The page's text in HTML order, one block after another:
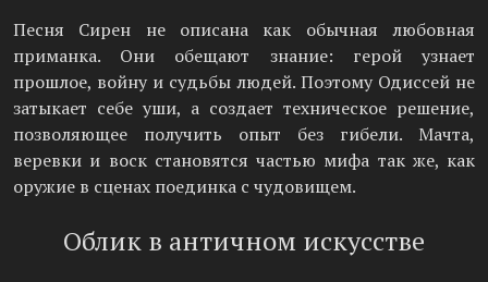
Песня Сирен не описана как обычная любовная
приманка. Они обещают знание: герой узнает
прошлое, войну и судьбы людей. Поэтому Одиссей не
затыкает себе уши, а создает техническое решение,
позволяющее получить опыт без гибели. Мачта,
веревки и воск становятся частью мифа так же, как
оружие в сценах поединка с чудовищем.
Облик в античном искусстве